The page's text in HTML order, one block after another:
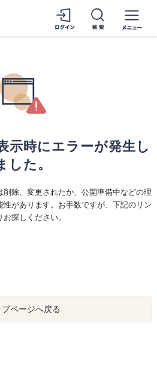
示時にエラーが発生し
した。
除、変更されたか、公開準備中などの理
があります。お手数ですが、下記のリン
お探しください。
プページへ戻る